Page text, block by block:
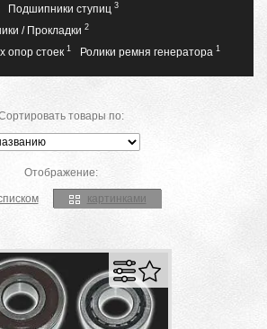
Подшипники ступиц 3
/ Прокладки 2
опор стоек 1 Ролики ремня генератора 1
товары по:
Отображение:
картинками